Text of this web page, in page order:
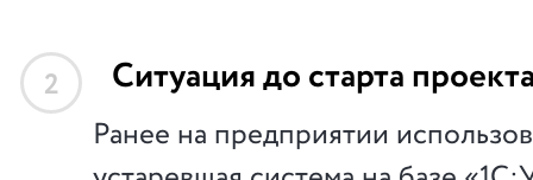
2 Ситуация до старта
Ранее на предприятии